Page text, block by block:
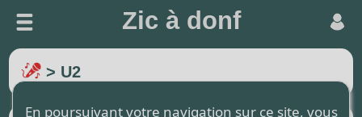
Zic à donf
En poursuivant votre navigation sur ce site, vous
> U2